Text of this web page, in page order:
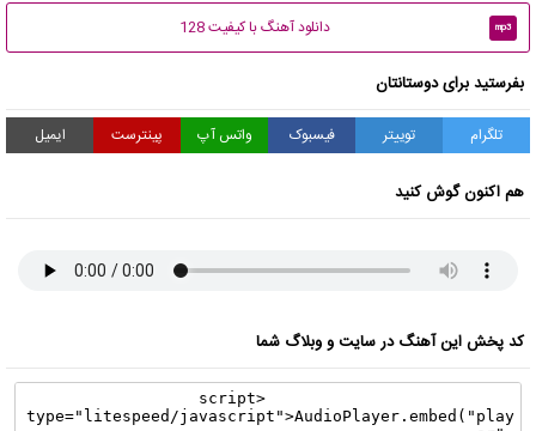
mp3 دانلود آهنگ با کیفیت 128
بفرستید برای دوستانتان
تلگرام توییتر فیسبوک واتس آپ پینترست ایمیل
هم اکنون گوش کنید
کد پخش این آهنگ در سایت و وبلاگ شما